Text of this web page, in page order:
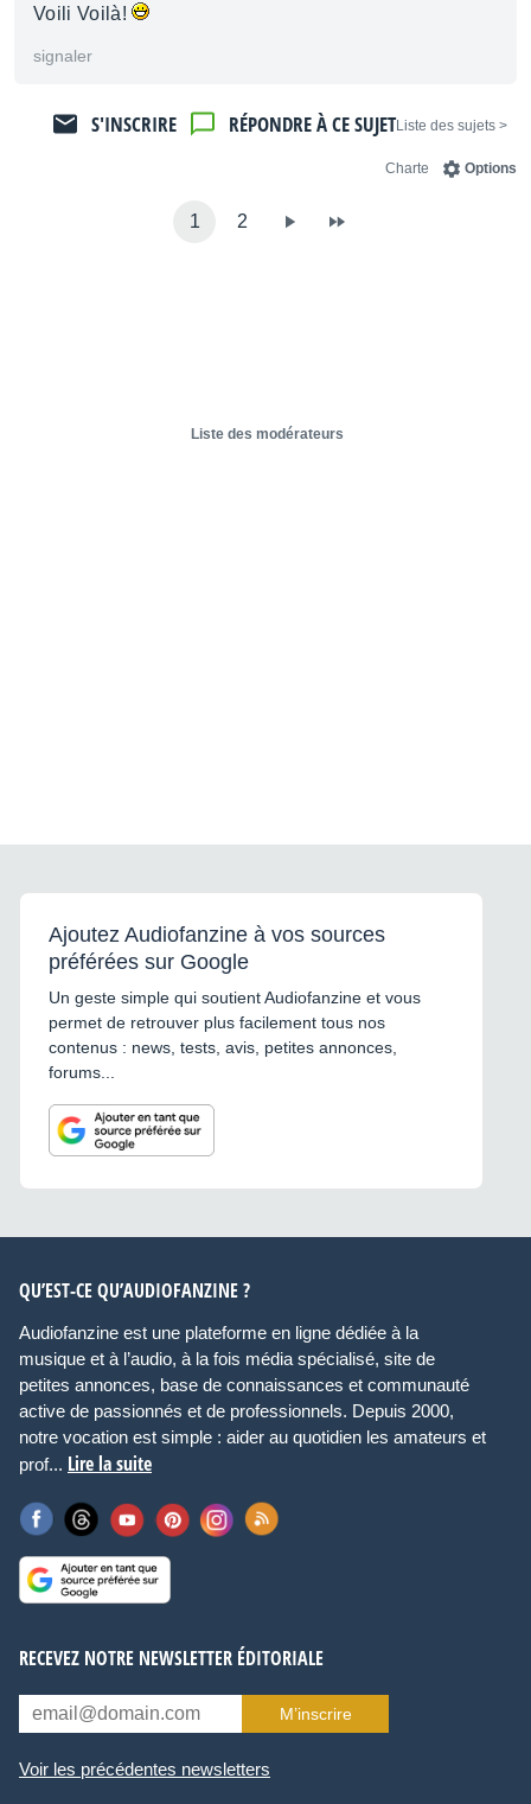
Voili Voilà!
signaler
< Liste des sujets
RÉPONDRE À CE SUJET
S'INSCRIRE
Options
Charte
1 2
Liste des modérateurs
Ajoutez Audiofanzine à vos sources
préférées sur Google
Un geste simple qui soutient Audiofanzine et vous
permet de retrouver plus facilement tous nos
contenus : news, tests, avis, petites annonces,
forums...
QU’EST-CE QU’AUDIOFANZINE ?
Audiofanzine est une plateforme en ligne dédiée à la
musique et à l’audio, à la fois média spécialisé, site de
petites annonces, base de connaissances et communauté
active de passionnés et de professionnels. Depuis 2000,
notre vocation est simple : aider au quotidien les amateurs et
prof... Lire la suite
RECEVEZ NOTRE NEWSLETTER ÉDITORIALE
M’inscrire
Voir les précédentes newsletters